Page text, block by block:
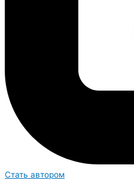
Стать автором